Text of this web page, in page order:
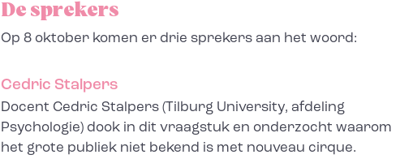
De sprekers
Op 8 oktober komen er drie sprekers aan het woord:
Cedric Stalpers
Docent Cedric Stalpers (Tilburg University, afdeling
Psychologie) dook in dit vraagstuk en onderzocht waarom
het grote publiek niet bekend is met nouveau cirque.